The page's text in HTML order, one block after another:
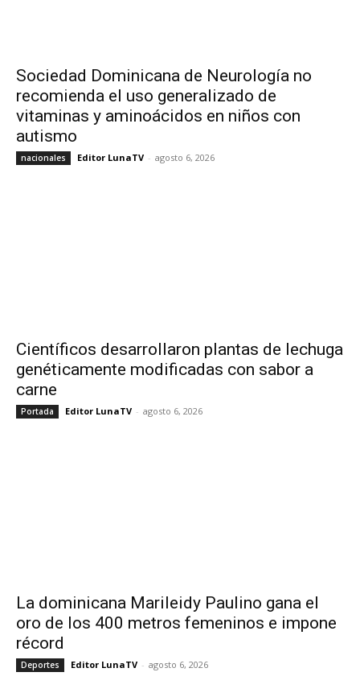
Sociedad Dominicana de Neurología no
recomienda el uso generalizado de
vitaminas y aminoácidos en niños con
autismo
nacionales Editor LunaTV - agosto 6, 2026
Científicos desarrollaron plantas de lechuga
genéticamente modificadas con sabor a
carne
Portada Editor LunaTV - agosto 6, 2026
La dominicana Marileidy Paulino gana el
oro de los 400 metros femeninos e impone
récord
Deportes Editor LunaTV - agosto 6, 2026